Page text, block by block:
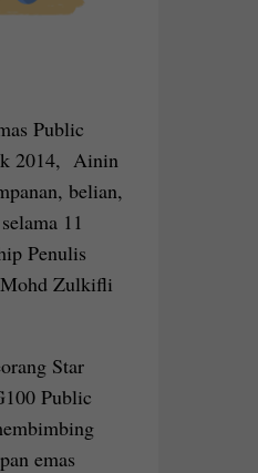
Public
2014, Ainin
belian,
11
Penulis
Mohd Zulkifli
Star
Public
emas